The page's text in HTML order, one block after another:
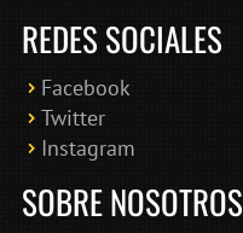
REDES SOCIALES
Facebook
Twitter
Instagram
SOBRE NOSOTROS